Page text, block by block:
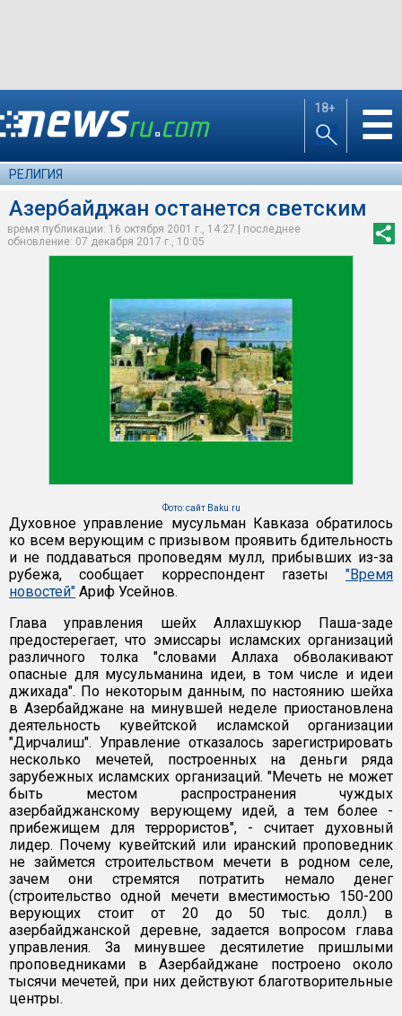
18+ ☰
РЕЛИГИЯ
Азербайджан останется светским
время публикации: 16 октября 2001 г., 14:27 | последнее
обновление: 07 декабря 2017 г., 10:05
Фото: сайт Baku.ru
Духовное управление мусульман Кавказа обратилось
ко всем верующим с призывом проявить бдительность
и не поддаваться проповедям мулл, прибывших из-за
рубежа, сообщает корреспондент газеты "Время
новостей" Ариф Усейнов.
Глава управления шейх Аллахшукюр Паша-заде
предостерегает, что эмиссары исламских организаций
различного толка "словами Аллаха обволакивают
опасные для мусульманина идеи, в том числе и идеи
джихада". По некоторым данным, по настоянию шейха
в Азербайджане на минувшей неделе приостановлена
деятельность кувейтской исламской организации
"Дирчалиш". Управление отказалось зарегистрировать
несколько мечетей, построенных на деньги ряда
зарубежных исламских организаций. "Мечеть не может
быть местом распространения чуждых
азербайджанскому верующему идей, а тем более -
прибежищем для террористов", - считает духовный
лидер. Почему кувейтский или иранский проповедник
не займется строительством мечети в родном селе,
зачем они стремятся потратить немало денег
(строительство одной мечети вместимостью 150-200
верующих стоит от 20 до 50 тыс. долл.) в
азербайджанской деревне, задается вопросом глава
управления. За минувшее десятилетие пришлыми
проповедниками в Азербайджане построено около
тысячи мечетей, при них действуют благотворительные
центры.